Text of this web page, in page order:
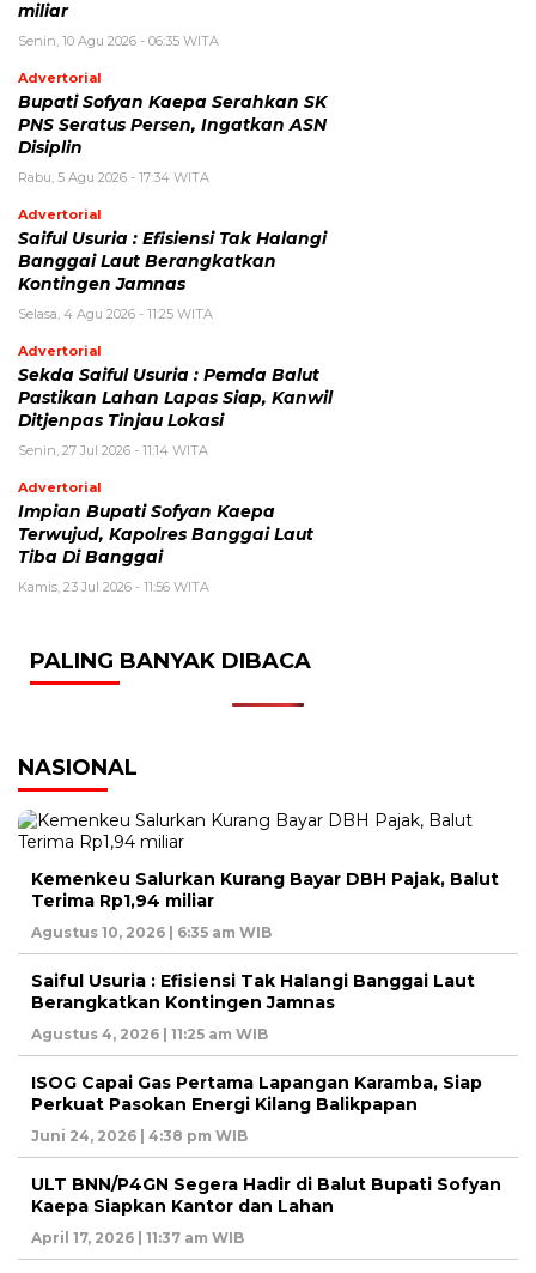
miliar
Senin, 10 Agu 2026 - 06:35 WITA
Advertorial
Bupati Sofyan Kaepa Serahkan SK
PNS Seratus Persen, Ingatkan ASN
Disiplin
Rabu, 5 Agu 2026 - 17:34 WITA
Advertorial
Saiful Usuria : Efisiensi Tak Halangi
Banggai Laut Berangkatkan
Kontingen Jamnas
Selasa, 4 Agu 2026 - 11:25 WITA
Advertorial
Sekda Saiful Usuria : Pemda Balut
Pastikan Lahan Lapas Siap, Kanwil
Ditjenpas Tinjau Lokasi
Senin, 27 Jul 2026 - 11:14 WITA
Advertorial
Impian Bupati Sofyan Kaepa
Terwujud, Kapolres Banggai Laut
Tiba Di Banggai
Kamis, 23 Jul 2026 - 11:56 WITA
PALING BANYAK DIBACA
NASIONAL
Kemenkeu Salurkan Kurang Bayar DBH Pajak, Balut
Terima Rp1,94 miliar
Agustus 10, 2026 | 6:35 am WIB
Saiful Usuria : Efisiensi Tak Halangi Banggai Laut
Berangkatkan Kontingen Jamnas
Agustus 4, 2026 | 11:25 am WIB
ISOG Capai Gas Pertama Lapangan Karamba, Siap
Perkuat Pasokan Energi Kilang Balikpapan
Juni 24, 2026 | 4:38 pm WIB
ULT BNN/P4GN Segera Hadir di Balut Bupati Sofyan
Kaepa Siapkan Kantor dan Lahan
April 17, 2026 | 11:37 am WIB